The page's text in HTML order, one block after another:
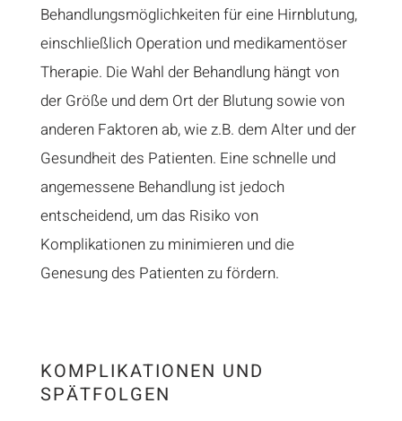
Behandlungsmöglichkeiten für eine Hirnblutung,
einschließlich Operation und medikamentöser
Therapie. Die Wahl der Behandlung hängt von
der Größe und dem Ort der Blutung sowie von
anderen Faktoren ab, wie z.B. dem Alter und der
Gesundheit des Patienten. Eine schnelle und
angemessene Behandlung ist jedoch
entscheidend, um das Risiko von
Komplikationen zu minimieren und die
Genesung des Patienten zu fördern.
KOMPLIKATIONEN UND
SPÄTFOLGEN